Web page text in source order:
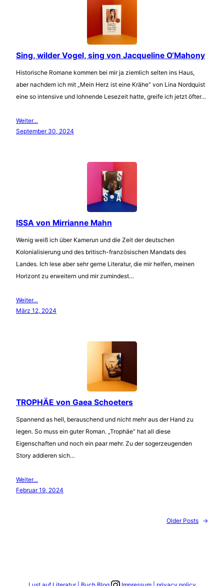
Sing, wilder Vogel, sing von Jacqueline O‘Mahony
Historische Romane kommen bei mir ja ziemlich selten ins Haus,
aber nachdem ich mit „Mein Herz ist eine Krähe“ von Lina Nordquist
eine so intensive und lohnende Lesezeit hatte, greife ich jetzt öfter…
Weiter…
September 30, 2024
ISSA von Mirrianne Mahn
Wenig weiß ich über Kamerun und die Zeit der deutschen
Kolonialisierung und des britisch-französischen Mandats des
Landes. Ich lese aber sehr gerne Literatur, die mir helfen, meinen
Horizont zu erweitern und mir zumindest…
Weiter…
März 12, 2024
TROPHÄE von Gaea Schoeters
Spannend as hell, berauschend und nicht mehr aus der Hand zu
legen. So muss ein guter Roman. „Trophäe“ hat all diese
Eigenschaften und noch ein paar mehr. Zu der sogerzeugenden
Story addieren sich…
Weiter…
Februar 19, 2024
Older Posts →